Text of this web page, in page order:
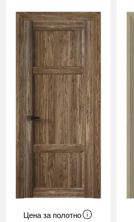
Цена за полотно